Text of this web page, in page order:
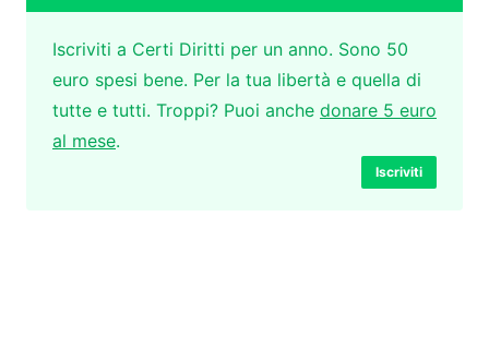
Iscriviti a Certi Diritti per un anno. Sono 50
euro spesi bene. Per la tua libertà e quella di
tutte e tutti. Troppi? Puoi anche donare 5 euro
al mese.
Iscriviti